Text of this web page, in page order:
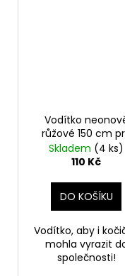
Vodítko
růžové 150 cm
kočky
Skladem (4 ks)
110 Kč
DO KOŠÍKU
Vodítko, aby i
mohla vyrazit
společnosti!